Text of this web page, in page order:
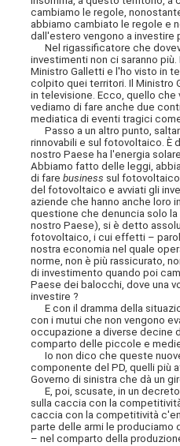
cambiamo le regole,
abbiamo cambiato le regole e
dall'estero vengono a investire
Nel rigassificatore che
investimenti non ci saranno
Ministro Galletti e l'ho visto in
colpito quei territori. Il Ministro
in televisione. Ecco, quello
vediamo di fare anche due
mediatica di eventi tragici
Passo a un altro punto,
rinnovabili e sul fotovoltaico.È
nostro Paese ha l'energia
Abbiamo fatto delle leggi,
di farebusiness sul
del fotovoltaico e avviati gli
aziende che hanno anche loro
questione che denuncia solo
nostro Paese), si è detto
fotovoltaico, i cui effetti –
nostra economia nel quale
norme, non è più rassicurato,
di investimento quando poi
Paese dei balocchi, dove una
investire ?
E con il dramma della
con i mutui che non vengono
occupazione a diverse decine
comparto delle piccole e
Io non dico che queste
componente del PD, quelli più
Governo di sinistra che dà un
E, poi, scusate, in un
sulla caccia con la
caccia con la competitività
parte delle armi le produciamo
– nel comparto della